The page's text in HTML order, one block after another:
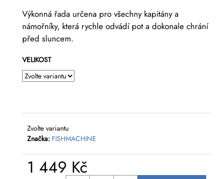
hvězdiček.
Výkonná řada určena pro všechny kapitány a
námořníky, která rychle odvádí pot a dokonale chrání
před sluncem.
VELIKOST
Zvolte variantu
Značka: FISHMACHINE
1 449 Kč
HLEDAT